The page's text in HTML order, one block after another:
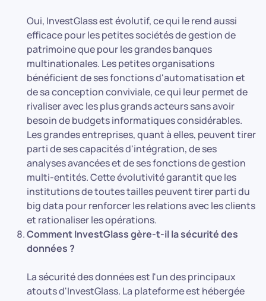
Oui, InvestGlass est évolutif, ce qui le rend aussi
efficace pour les petites sociétés de gestion de
patrimoine que pour les grandes banques
multinationales. Les petites organisations
bénéficient de ses fonctions d'automatisation et
de sa conception conviviale, ce qui leur permet de
rivaliser avec les plus grands acteurs sans avoir
besoin de budgets informatiques considérables.
Les grandes entreprises, quant à elles, peuvent tirer
parti de ses capacités d'intégration, de ses
analyses avancées et de ses fonctions de gestion
multi-entités. Cette évolutivité garantit que les
institutions de toutes tailles peuvent tirer parti du
big data pour renforcer les relations avec les clients
et rationaliser les opérations.
Comment InvestGlass gère-t-il la sécurité des
données ?
La sécurité des données est l'un des principaux
atouts d'InvestGlass. La plateforme est hébergée